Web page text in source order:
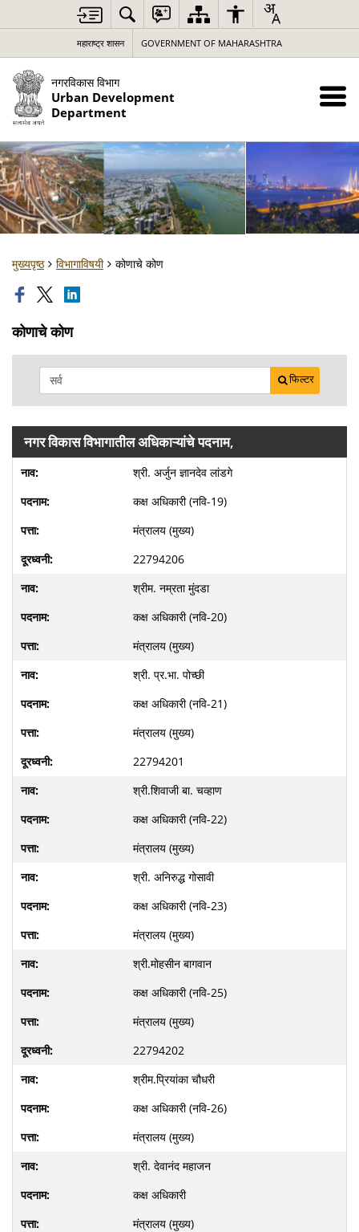
महाराष्ट्र शासन GOVERNMENT OF MAHARASHTRA
नगरविकास विभाग
Urban Development
Department
मुख्यपृष्ठ विभागाविषयी कोणाचे कोण
कोणाचे कोण
फिल्टर
नगर विकास विभागातील अधिकाऱ्यांचे पदनाम,
श्री. अर्जुन ज्ञानदेव लांडगे
कक्ष अधिकारी (नवि-19)
मंत्रालय (मुख्य)
22794206
श्रीम. नम्रता मुंदडा
कक्ष अधिकारी (नवि-20)
मंत्रालय (मुख्य)
श्री. प्र.भा. पोच्छी
कक्ष अधिकारी (नवि-21)
मंत्रालय (मुख्य)
22794201
श्री.शिवाजी बा. चव्हाण
कक्ष अधिकारी (नवि-22)
मंत्रालय (मुख्य)
श्री. अनिरुद्ध गोसावी
कक्ष अधिकारी (नवि-23)
मंत्रालय (मुख्य)
श्री.मोहसीन बागवान
कक्ष अधिकारी (नवि-25)
मंत्रालय (मुख्य)
22794202
श्रीम.प्रियांका चौधरी
कक्ष अधिकारी (नवि-26)
मंत्रालय (मुख्य)
श्री. देवानंद महाजन
कक्ष अधिकारी
मंत्रालय (मुख्य)